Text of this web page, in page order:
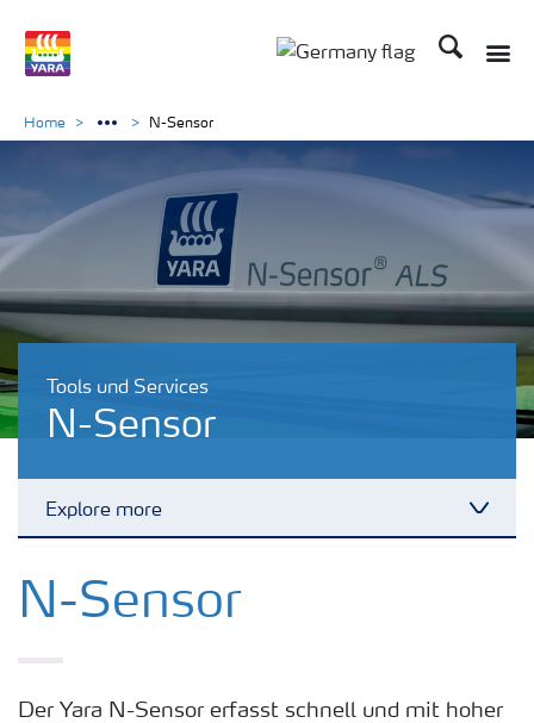
Suchen
Tools und Services
N-Sensor
Explore more
Kulturen
Home N-Sensor
N-Sensor
Der Yara N-Sensor erfasst schnell und mit hoher